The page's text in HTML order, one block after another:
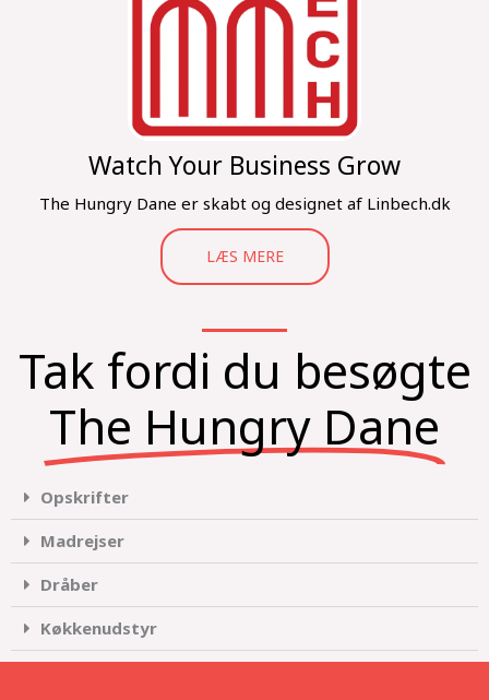
Watch Your Business Grow
The Hungry Dane er skabt og designet af Linbech.dk
LÆS MERE
Tak fordi du besøgte
The Hungry Dane
Opskrifter
Madrejser
Dråber
Køkkenudstyr